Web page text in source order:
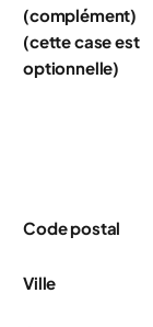
(complément)
(cette case est
optionnelle)
Code postal
Ville